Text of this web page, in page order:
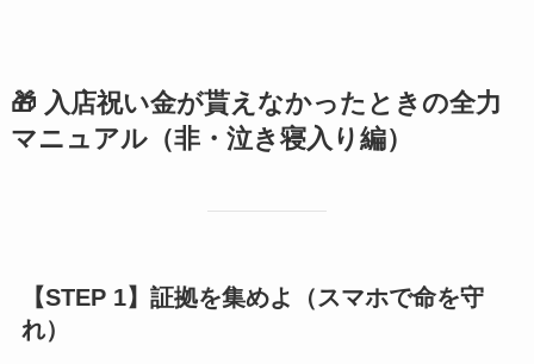
🎁 入店祝い金が貰えなかったときの全力
マニュアル（非・泣き寝入り編）
【STEP 1】証拠を集めよ（スマホで命を守
れ）